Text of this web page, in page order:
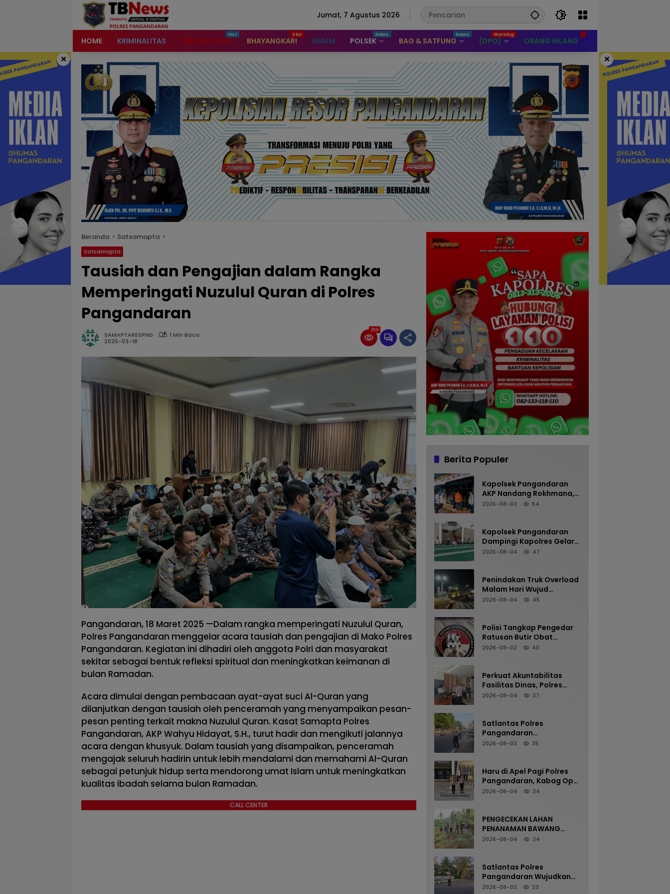
Jumat, 7 Agustus 2026
HOME KRIMINALITAS PRESS RELEASE BHAYANGKARI UMUM POLSEK BAG & SATFUNG (DPO) ORANG HILANG
× ×
Beranda Satsamapta
Satsamapta
Tausiah dan Pengajian dalam Rangka
Memperingati Nuzulul Quran di Polres
Pangandaran
SAMAPTARESPND
1 Min Baca
2025-03-18
289
Pangandaran, 18 Maret 2025 —Dalam rangka memperingati Nuzulul Quran,
Polres Pangandaran menggelar acara tausiah dan pengajian di Mako Polres
Pangandaran. Kegiatan ini dihadiri oleh anggota Polri dan masyarakat
sekitar sebagai bentuk refleksi spiritual dan meningkatkan keimanan di
bulan Ramadan.
Acara dimulai dengan pembacaan ayat-ayat suci Al-Quran yang
dilanjutkan dengan tausiah oleh penceramah yang menyampaikan pesan-
pesan penting terkait makna Nuzulul Quran. Kasat Samapta Polres
Pangandaran, AKP Wahyu Hidayat, S.H., turut hadir dan mengikuti jalannya
acara dengan khusyuk. Dalam tausiah yang disampaikan, penceramah
mengajak seluruh hadirin untuk lebih mendalami dan memahami Al-Quran
sebagai petunjuk hidup serta mendorong umat Islam untuk meningkatkan
kualitas ibadah selama bulan Ramadan.
CALL CENTER
Berita Populer
Kapolsek Pangandaran
AKP Nandang Rokhmana,
S.H., M.H. Bersama
2026-08-03 54
Kapolsek Pangandaran
Dampingi Kapolres Gelar
Sholat Subuh Keliling di
Jaga Kamtibmas
2026-08-04 47
Penindakan Truk Overload
Malam Hari Wujud
Komitmen Satlantas
2026-08-04 45
Polisi Tangkap Pengedar
Ratusan Butir Obat
Terlarang di Cijulang
2026-08-02 40
Perkuat Akuntabilitas
Fasilitas Dinas, Polres
Pangandaran Gelar
2026-08-04 37
Satlantas Polres
Pangandaran
Maksimalkan Pelayanan
2026-08-03 35
Haru di Apel Pagi Polres
Pangandaran, Kabag Ops
Pamit Jelang Purna Tugas
2026-08-04 34
PENGECEKAN LAHAN
PENANAMAN BAWANG
PUTIH OLEH POLSEK
PANGAN
2026-08-04 34
Satlantas Polres
Pangandaran Wujudkan
Kamseltibcarlantas
2026-08-03 33